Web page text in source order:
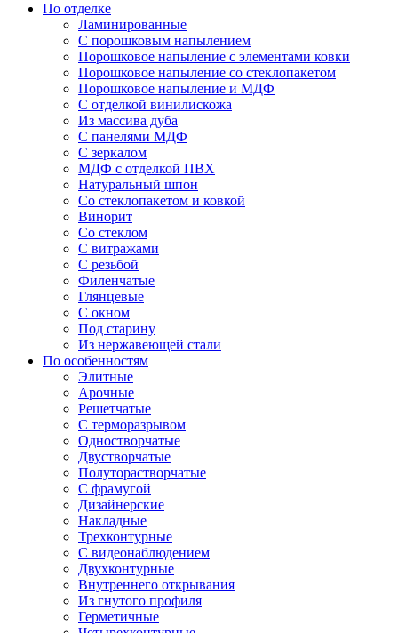
По отделке
Ламинированные
С порошковым напылением
Порошковое напыление с элементами ковки
Порошковое напыление со стеклопакетом
Порошковое напыление и МДФ
С отделкой винилискожа
Из массива дуба
С панелями МДФ
С зеркалом
МДФ с отделкой ПВХ
Натуральный шпон
Со стеклопакетом и ковкой
Винорит
Со стеклом
С витражами
С резьбой
Филенчатые
Глянцевые
С окном
Под старину
Из нержавеющей стали
По особенностям
Элитные
Арочные
Решетчатые
С терморазрывом
Одностворчатые
Двустворчатые
Полуторастворчатые
С фрамугой
Дизайнерские
Накладные
Трехконтурные
С видеонаблюдением
Двухконтурные
Внутреннего открывания
Из гнутого профиля
Герметичные